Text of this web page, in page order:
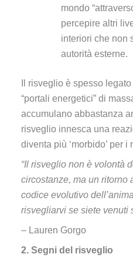
mondo
percepire altri
interiori che non
autorità esterne.
Il risveglio è spesso
“portali energetici” di
accumulano abbastanza
risveglio innesca una
diventa più ‘morbido’ per
“Il risveglio non è volontà
circostanze, ma un ritorno
codice evolutivo
risvegliarvi se siete venuti
– Lauren Gorgo
2. Segni del risveglio